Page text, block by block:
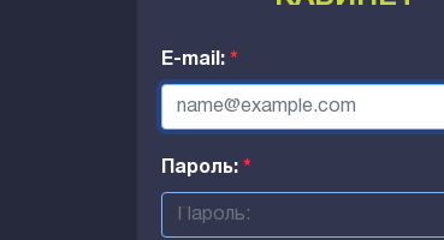
E-mail: *
Пароль: *